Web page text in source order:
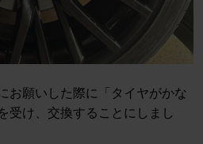
お願いした際に「タイヤがかな
受け、交換することにしまし